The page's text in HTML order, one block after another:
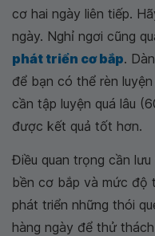
cơ hai ngày liên tiếp.
ngày. Nghỉ ngơi cũng
phát triển cơ bắp.
để bạn có thể rèn
cần tập luyện quá lâu
được kết quả tốt hơn.
Điều quan trọng cần
bền cơ bắp và mức độ
phát triển những thói
hàng ngày để thử